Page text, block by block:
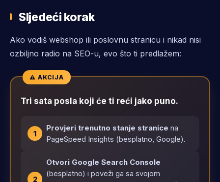
Sljedeći korak
Ako vodiš webshop ili poslovnu stranicu i nikad nisi
ozbiljno radio na SEO-u, evo što ti predlažem:
Tri sata posla koji će ti reći jako puno.
Provjeri trenutno stanje stranice na
PageSpeed Insights (besplatno, Google).
Otvori Google Search Console
(besplatno) i poveži ga sa svojom